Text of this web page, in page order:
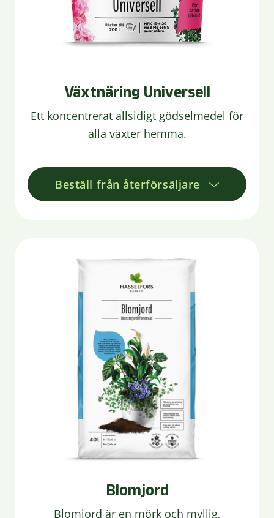
Växtnäring Universell
Ett koncentrerat allsidigt gödselmedel för
alla växter hemma.
Beställ från återförsäljare
Blomjord
Blomjord är en mörk och myllig,